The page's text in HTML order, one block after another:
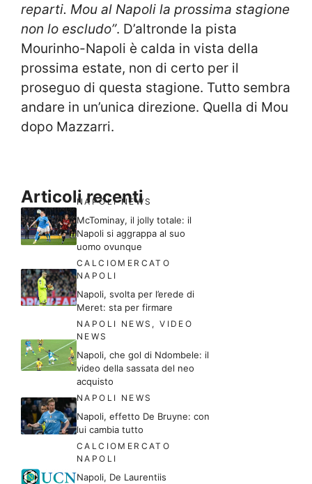
reparti. Mou al Napoli la prossima stagione
non lo escludo”. D’altronde la pista
Mourinho-Napoli è calda in vista della
prossima estate, non di certo per il
proseguo di questa stagione. Tutto sembra
andare in un’unica direzione. Quella di Mou
dopo Mazzarri.
Articoli recenti
NAPOLI NEWS
McTominay, il jolly totale: il
Napoli si aggrappa al suo
uomo ovunque
CALCIOMERCATO
NAPOLI
Napoli, svolta per l’erede di
Meret: sta per firmare
NAPOLI NEWS ,VIDEO
NEWS
Napoli, che gol di Ndombele: il
video della sassata del neo
acquisto
NAPOLI NEWS
Napoli, effetto De Bruyne: con
lui cambia tutto
CALCIOMERCATO
NAPOLI
Napoli, De Laurentiis